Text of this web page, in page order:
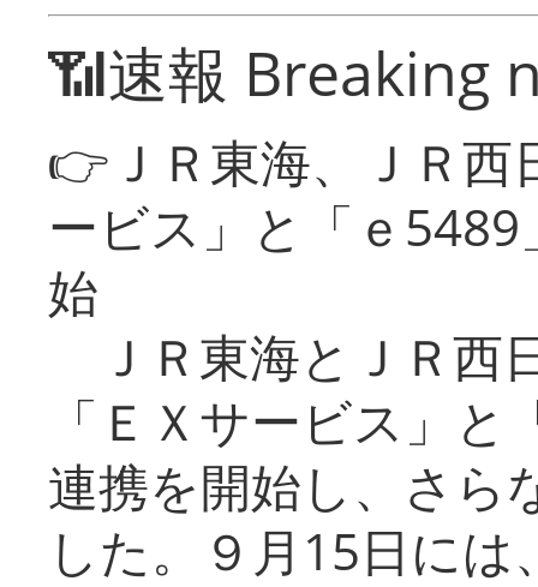
📶速報 Breaking
👉ＪＲ東海、ＪＲ
ービス」と「ｅ
始
ＪＲ東海とＪＲ西
「ＥＸサービス」
連携を開始し、さら
した。９月15日に